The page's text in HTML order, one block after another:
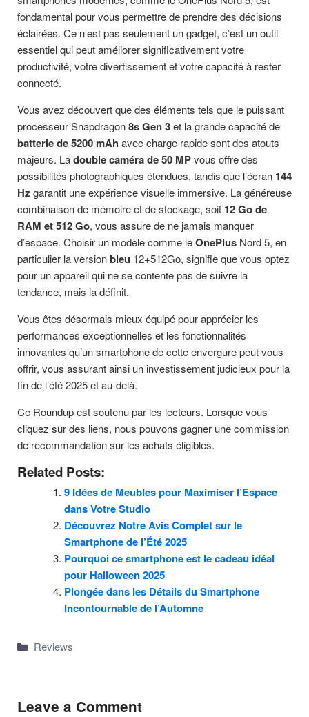
fondamental pour vous permettre de prendre des décisions
éclairées. Ce n’est pas seulement un gadget, c’est un outil
essentiel qui peut améliorer significativement votre
productivité, votre divertissement et votre capacité à rester
connecté.
Vous avez découvert que des éléments tels que le puissant
processeur Snapdragon8s Gen 3et la grande capacité de
batterie de 5200 mAh avec charge rapide sont des atouts
majeurs. Ladouble caméra de 50 MPvous offre des
possibilités photographiques étendues, tandis que l’écran 144
Hz garantit une expérience visuelle immersive. La généreuse
combinaison de mémoire et de stockage, soit 12 Go de
RAM et 512 Go, vous assure de ne jamais manquer
d’espace. Choisir un modèle comme leOnePlus Nord 5, en
particulier la versionbleu 12+512Go, signifie que vous optez
pour un appareil qui ne se contente pas de suivre la
tendance, mais la définit.
Vous êtes désormais mieux équipé pour apprécier les
performances exceptionnelles et les fonctionnalités
innovantes qu’un smartphone de cette envergure peut vous
offrir, vous assurant ainsi un investissement judicieux pour la
fin de l’été 2025 et au-delà.
Ce Roundup est soutenu par les lecteurs. Lorsque vous
cliquez sur des liens, nous pouvons gagner une commission
de recommandation sur les achats éligibles.
Related Posts:
9 Idées de Meubles pour Maximiser l’Espace
dans Votre Studio
Découvrez Notre Avis Complet sur le
Smartphone de l’Été 2025
Pourquoi ce smartphone est le cadeau idéal
pour Halloween 2025
Plongée dans les Détails du Smartphone
Incontournable de l’Automne
Categories
Reviews
Leave a Comment